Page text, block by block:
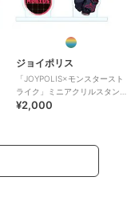
ジョイポリス
「JOYPOLIS×モンスタースト
ライク」ミニアクリルスタン
ド メビウス
¥2,000